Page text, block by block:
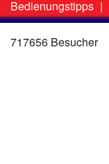
Zweit-
Menü
Bedienungstipps |
717656 Besucher